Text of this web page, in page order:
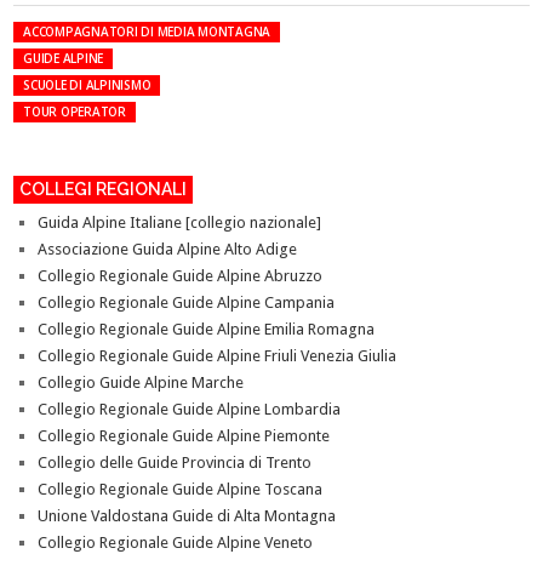
ACCOMPAGNATORI DI MEDIA MONTAGNA
GUIDE ALPINE
SCUOLE DI ALPINISMO
TOUR OPERATOR
COLLEGI REGIONALI
Guida Alpine Italiane [collegio nazionale]
Associazione Guida Alpine Alto Adige
Collegio Regionale Guide Alpine Abruzzo
Collegio Regionale Guide Alpine Campania
Collegio Regionale Guide Alpine Emilia Romagna
Collegio Regionale Guide Alpine Friuli Venezia Giulia
Collegio Guide Alpine Marche
Collegio Regionale Guide Alpine Lombardia
Collegio Regionale Guide Alpine Piemonte
Collegio delle Guide Provincia di Trento
Collegio Regionale Guide Alpine Toscana
Unione Valdostana Guide di Alta Montagna
Collegio Regionale Guide Alpine Veneto